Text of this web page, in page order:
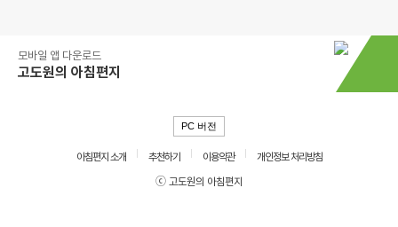
모바일 앱 다운로드
고도원의 아침편지
PC 버전
아침편지 소개 추천하기 이용약관
개인정보 처리방침
ⓒ 고도원의 아침편지